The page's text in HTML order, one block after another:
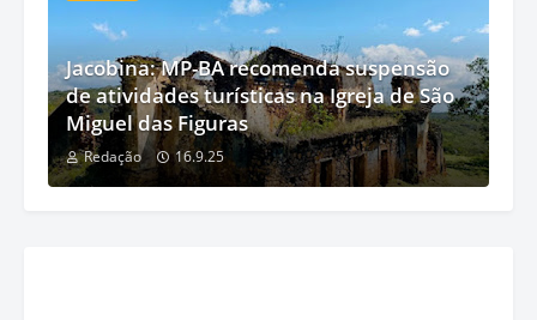
Jacobina: MP-BA recomenda suspensão
de atividades turísticas na Igreja de São
Miguel das Figuras
Redação 16.9.25